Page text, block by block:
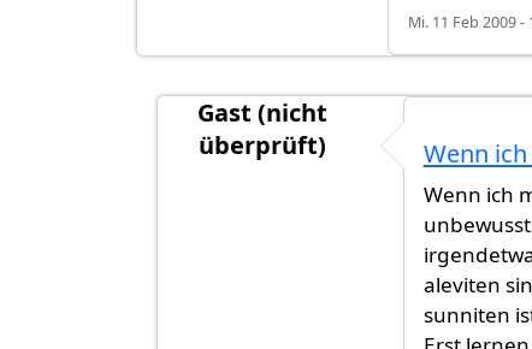
Mi. 11 Feb 2009 -
Gast (nicht
überprüft)
Es stimmt nicht das
Wenn
Wenn ich
aleviten
sunniten